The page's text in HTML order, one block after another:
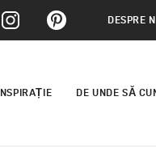
DESPRE
INSPIRAȚIE DE UNDE SĂ